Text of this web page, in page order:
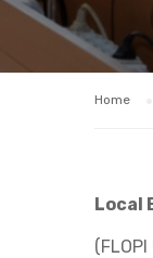
Home
Local